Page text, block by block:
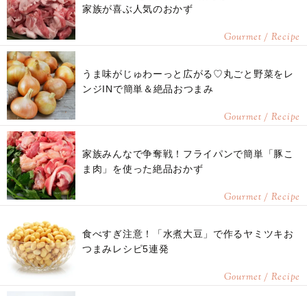
家族が喜ぶ人気のおかず
Gourmet / Recipe
うま味がじゅわーっと広がる♡丸ごと野菜をレ
ンジINで簡単＆絶品おつまみ
Gourmet / Recipe
家族みんなで争奪戦！フライパンで簡単「豚こ
ま肉」を使った絶品おかず
Gourmet / Recipe
食べすぎ注意！「水煮大豆」で作るヤミツキお
つまみレシピ5連発
Gourmet / Recipe